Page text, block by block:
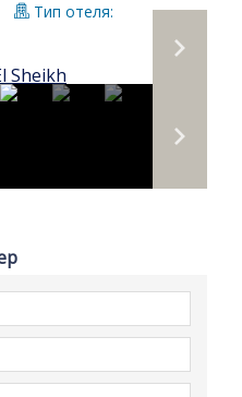
Тип отеля: